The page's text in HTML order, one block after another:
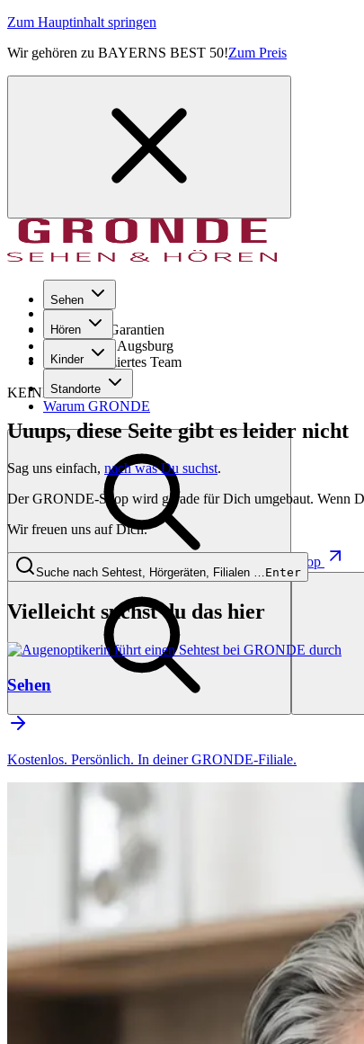
Zum Hauptinhalt springen
Wir gehören zu BAYERNS BEST 50!Zum Preis
Sehen
Hören
Kinder
Standorte
Warum GRONDE
Shop
Seit 1971
GRONDE Garantien
8× im Raum Augsburg
Hochqualifiziertes Team
KEINE SORGE!
Uuups, diese Seite gibt es leider nicht
Sag uns einfach, nach was Du suchst.
Der GRONDE-Shop wird gerade für Dich umgebaut. Wenn
Wir freuen uns auf Dich.
Suche nach Sehtest, Hörgeräten, Filialen …Enter
Vielleicht suchst du das hier
Sehen
Kostenlos. Persönlich. In deiner GRONDE-Filiale.